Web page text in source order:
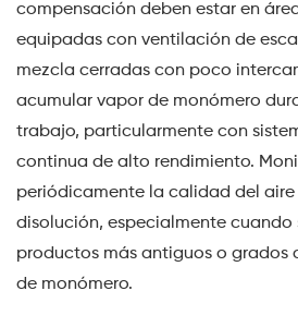
compensación deben estar en
equipadas con ventilación de
mezcla cerradas con poco
acumular vapor de monómero
trabajo, particularmente con
continua de alto rendimiento.
periódicamente la calidad del aire
disolución, especialmente cuando
productos más antiguos o grados
de monómero.